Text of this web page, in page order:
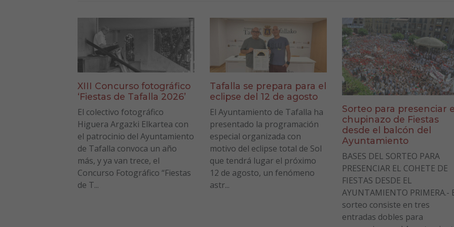
XIII Concurso fotográfico
‘Fiestas de Tafalla 2026’
El colectivo fotográfico
Higuera Argazki Elkartea con
el patrocinio del Ayuntamiento
de Tafalla convoca un año
más, y ya van trece, el
Concurso Fotográfico “Fiestas
de T...
Tafalla se prepara para el
eclipse del 12 de agosto
El Ayuntamiento de Tafalla ha
presentado la programación
especial organizada con
motivo del eclipse total de Sol
que tendrá lugar el próximo
12 de agosto, un fenómeno
astr...
Sorteo para presenciar
chupinazo de Fiestas
desde el balcón del
Ayuntamiento
BASES DEL SORTEO PARA
PRESENCIAR EL COHETE DE
FIESTAS DESDE EL
AYUNTAMIENTO PRIMERA.-
sorteo consiste en tres
entradas dobles para